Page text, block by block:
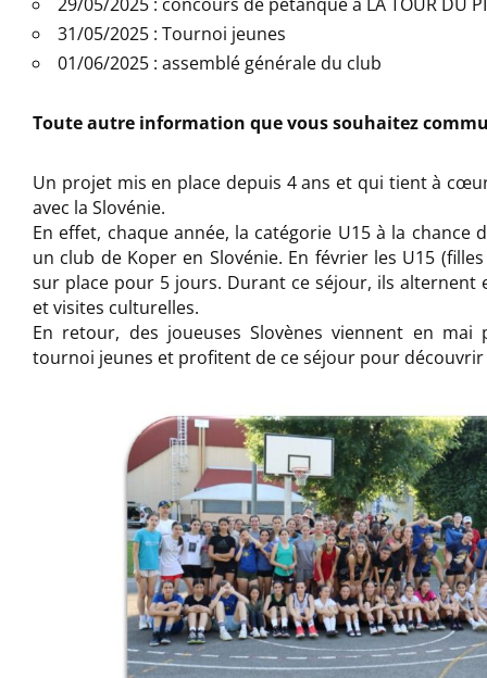
31/05/2025 : Tournoi jeunes
01/06/2025 : assemblé générale du club
Toute autre information que vous souhaitez
Un projet mis en place depuis 4 ans et qui tient à cœur
avec la Slovénie.
En effet, chaque année, la catégorie U15 à la chance
un club de Koper en Slovénie. En février les U15
sur place pour 5 jours. Durant ce séjour, ils alternent
et visites culturelles.
En retour, des joueuses Slovènes viennent en
tournoi jeunes et profitent de ce séjour pour